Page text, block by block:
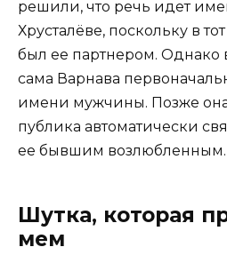
решили, что речь идет
Хрусталёве, поскольку в
был ее партнером. Однако
сама Варнава
имени мужчины. Позже она
публика автоматически
ее бывшим возлюбленным.
Шутка, которая
мем